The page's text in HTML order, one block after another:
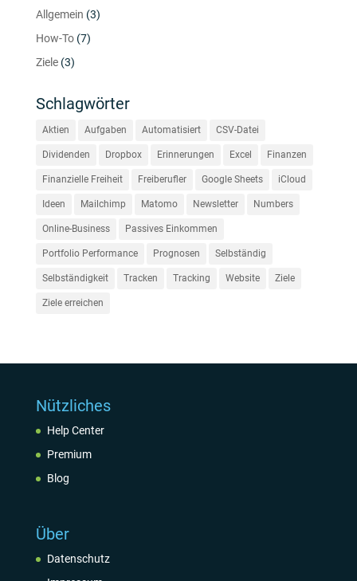
Allgemein (3)
How-To(7)
Ziele(3)
Schlagwörter
Aktien Aufgaben Automatisiert CSV-Datei
Dividenden Dropbox Erinnerungen Excel Finanzen
Finanzielle Freiheit Freiberufler Google Sheets iCloud
Ideen Mailchimp Matomo Newsletter Numbers
Online-Business Passives Einkommen
Portfolio Performance Prognosen Selbständig
Selbständigkeit Tracken Tracking Website Ziele
Ziele erreichen
Nützliches
Help Center
Premium
Blog
Über
Datenschutz